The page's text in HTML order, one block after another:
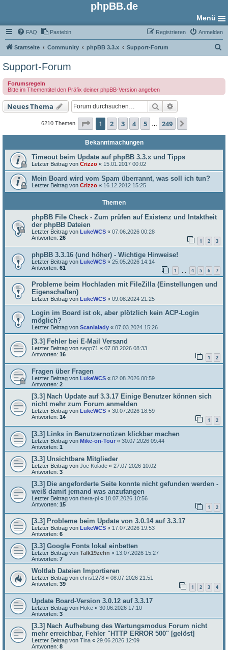
phpBB.de
Menü
FAQ Pastebin Anmelden
Registrieren
Startseite Community phpBB 3.3.x Support-Forum
e
Support-Forum
Forumsregeln
Bitte im Thementitel den Präfix deiner phpBB-Version angeben
Neues Thema Suche
6210 Themen Seite 1von 249
1 2 3 4 5 249
Bekanntmachungen
Timeout beim Update auf phpBB 3.3.x und Tipps
Letzter Beitrag von Crizzo « 15.01.2017 00:02
Mein Board wird vom Spam überrannt, was soll ich tun?
Letzter Beitrag von Crizzo « 16.12.2012 15:25
Themen
phpBB File Check - Zum prüfen auf Existenz und Intaktheit
der phpBB Dateien
Letzter Beitrag von LukeWCS « 07.06.2026 00:28
Antworten: 26 1 2 3
phpBB 3.3.16 (und höher) - Wichtige Hinweise!
Letzter Beitrag von LukeWCS « 25.05.2026 14:14
Antworten: 61 1 4 5 6 7
Probleme beim Hochladen mit FileZilla (Einstellungen und
Eigenschaften)
Letzter Beitrag von LukeWCS « 09.08.2024 21:25
Login im Board ist ok, aber plötzlich kein ACP-Login
möglich?
Letzter Beitrag von Scanialady « 07.03.2024 15:26
[3.3] Fehler bei E-Mail Versand
Letzter Beitrag von sepp71 « 07.08.2026 08:33
Antworten: 16 1 2
Fragen über Fragen
Letzter Beitrag von LukeWCS « 02.08.2026 00:59
Antworten: 2
[3.3] Nach Update auf 3.3.17 Einige Benutzer können sich
nicht mehr zum Forum anmelden
Letzter Beitrag von LukeWCS « 30.07.2026 18:59
Antworten: 14 1 2
[3.3] Links in Benutzernotizen klickbar machen
Letzter Beitrag von Mike-on-Tour « 30.07.2026 09:44
Antworten: 1
[3.3] Unsichtbare Mitglieder
Letzter Beitrag von Joe Kolade « 27.07.2026 10:02
Antworten: 3
[3.3] Die angeforderte Seite konnte nicht gefunden werden -
weiß damit jemand was anzufangen
Letzter Beitrag von thera-pi « 18.07.2026 10:56
Antworten: 15 1 2
[3.3] Probleme beim Update von 3.0.14 auf 3.3.17
Letzter Beitrag von LukeWCS « 17.07.2026 19:53
Antworten: 6
[3.3] Google Fonts lokal einbetten
Letzter Beitrag von Talk19zehn « 13.07.2026 15:27
Antworten: 7
Woltlab Dateien Importieren
Letzter Beitrag von chris1278 « 08.07.2026 21:51
Antworten: 39 1 2 3 4
Update Board-Version 3.0.12 auf 3.3.17
Letzter Beitrag von Hoke « 30.06.2026 17:10
Antworten: 3
[3.3] Nach Aufhebung des Wartungsmodus Forum nicht
mehr erreichbar, Fehler "HTTP ERROR 500" [gelöst]
Letzter Beitrag von Tina « 29.06.2026 12:09
Antworten: 8